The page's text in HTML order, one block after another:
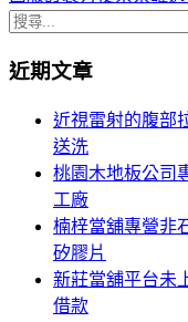
章
航
搜
關
近期文章
近視雷射的腹部
送洗
桃園木地板公司
工廠
楠梓當舖專營非
矽膠片
新莊當舖平台未
借款